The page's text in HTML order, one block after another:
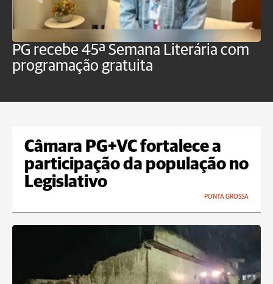
PG recebe 45ª Semana Literária com
programação gratuita
Câmara PG+VC fortalece a
participação da população no
Legislativo
PONTA GROSSA